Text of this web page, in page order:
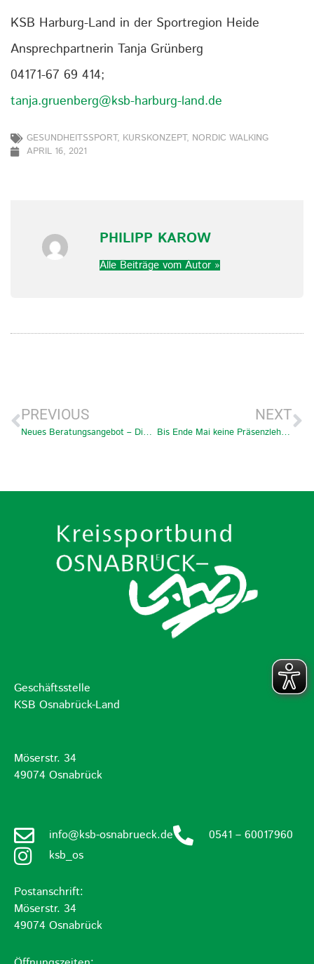
KSB Harburg-Land in der Sportregion Heide
Ansprechpartnerin Tanja Grünberg
04171-67 69 414;
tanja.gruenberg@ksb-harburg-land.de
GESUNDHEITSSPORT, KURSKONZEPT, NORDIC WALKING
APRIL 16, 2021
PHILIPP KAROW
Alle Beiträge vom Autor »
PREVIOUS
Neues Beratungsangebot – Digitalisierung als Chance
NEXT
Bis Ende Mai keine Präsenzlehrgänge
Geschäftsstelle
KSB Osnabrück-Land
Möserstr. 34
49074 Osnabrück
info@ksb-osnabrueck.de
0541 – 60017960
ksb_os
Postanschrift:
Möserstr. 34
49074 Osnabrück